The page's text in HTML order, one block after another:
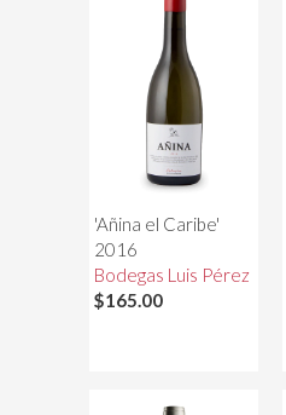
'Añina el Caribe'
2016
Bodegas Luis Pérez
$165.00